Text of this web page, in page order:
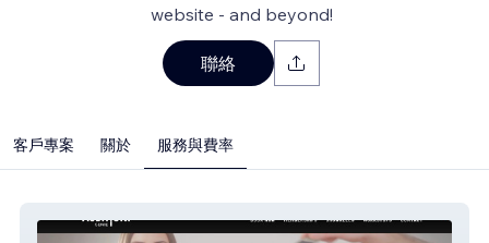
website - and beyond!
聯絡
客戶專案 關於 服務與費率